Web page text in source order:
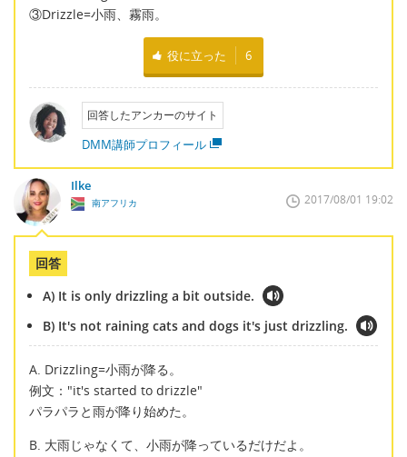
③Drizzle=小雨、霧雨。
役に立った 6
回答したアンカーのサイト
DMM講師プロフィール
Ilke
南アフリカ 2017/08/01 19:02
回答
A) It is only drizzling a bit outside.
B) It's not raining cats and dogs it's just drizzling.
A. Drizzling=小雨が降る。
例文："it's started to drizzle"
パラパラと雨が降り始めた。
B. 大雨じゃなくて、小雨が降っているだけだよ。